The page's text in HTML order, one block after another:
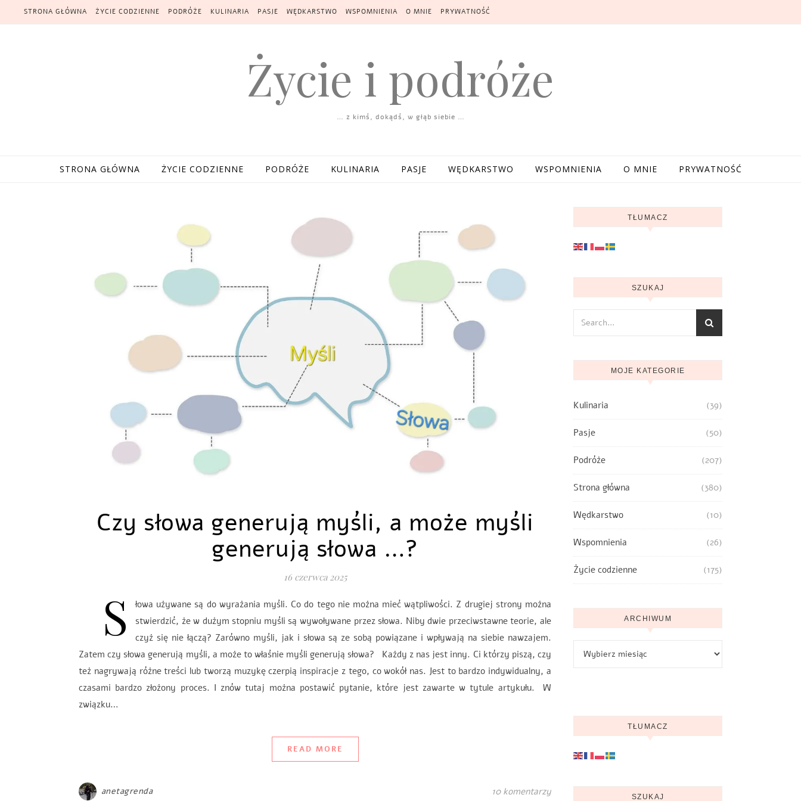
Skip to content
STRONA GŁÓWNA ŻYCIE CODZIENNE PODRÓŻE KULINARIA PASJE WĘDKARSTWO WSPOMNIENIA O MNIE PRYWATNOŚĆ
Życie i podróże
… z kimś, dokądś, w głąb siebie …
STRONA GŁÓWNA ŻYCIE CODZIENNE PODRÓŻE KULINARIA PASJE WĘDKARSTWO WSPOMNIENIA O MNIE PRYWATNOŚĆ
Czy słowa generują myśli, a może myśli
generują słowa …?
16 czerwca 2025
S
łowa używane są do wyrażania myśli. Co do tego nie można mieć wątpliwości. Z drugiej strony można
stwierdzić, że w dużym stopniu myśli są wywoływane przez słowa. Niby dwie przeciwstawne teorie, ale
czyż się nie łączą? Zarówno myśli, jak i słowa są ze sobą powiązane i wpływają na siebie nawzajem.
Zatem czy słowa generują myśli, a może to właśnie myśli generują słowa? Każdy z nas jest inny. Ci którzy piszą, czy
też nagrywają różne treści lub tworzą muzykę czerpią inspiracje z tego, co wokół nas. Jest to bardzo indywidualny, a
czasami bardzo złożony proces. I znów tutaj można postawić pytanie, które jest zawarte w tytule artykułu. W
związku…
READ MORE
anetagrenda 10 komentarzy
TŁUMACZ
SZUKAJ
MOJE KATEGORIE
Kulinaria (39)
Pasje (50)
Podróże (207)
Strona główna (380)
Wędkarstwo (10)
Wspomnienia (26)
Życie codzienne (175)
ARCHIWUM
TŁUMACZ
SZUKAJ